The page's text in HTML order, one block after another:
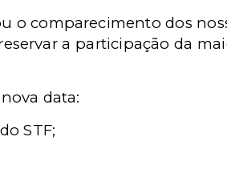
o comparecimento dos
a participação da
data:
STF;